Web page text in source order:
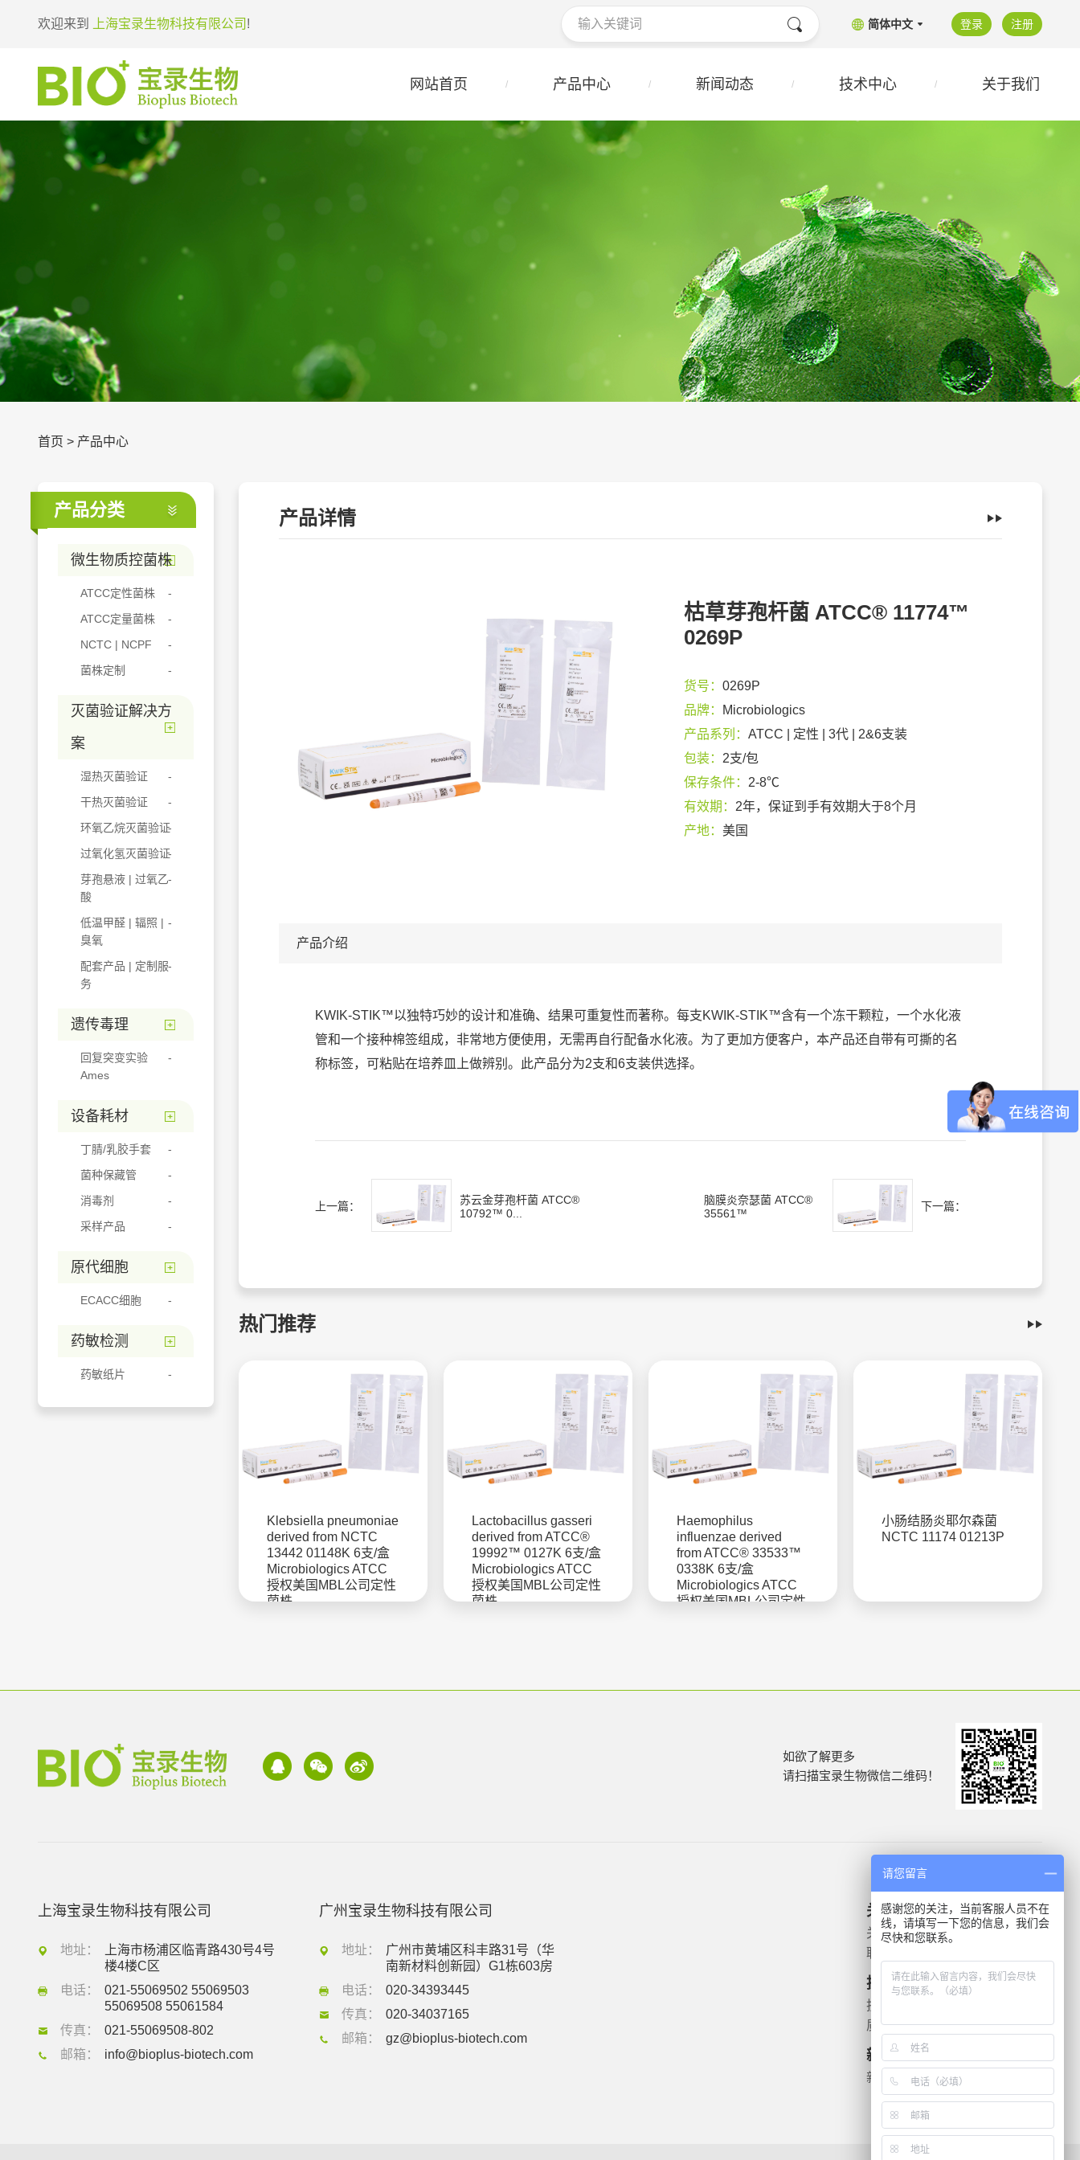
欢迎来到 上海宝录生物科技有限公司 ! 简体中文 登录 注册
网站首页 产品中心 新闻动态 技术中心 关于我们
首页 > 产品中心
产品分类
微生物质控菌株
ATCC定性菌株
ATCC定量菌株
NCTC | NCPF
菌株定制
灭菌验证解决方
案
湿热灭菌验证
干热灭菌验证
环氧乙烷灭菌验证
过氧化氢灭菌验证
芽孢悬液 | 过氧乙
酸
低温甲醛 | 辐照 |
臭氧
配套产品 | 定制服
务
遗传毒理
回复突变实验
Ames
设备耗材
丁腈/乳胶手套
菌种保藏管
消毒剂
采样产品
原代细胞
ECACC细胞
药敏检测
药敏纸片
产品详情
枯草芽孢杆菌 ATCC® 11774™
0269P
货号： 0269P
品牌：
Microbiologics
产品系列： ATCC | 定性 | 3代 | 2&6支装
包装： 2支/包
保存条件： 2-8℃
有效期： 2年，保证到手有效期大于8个月
产地： 美国
产品介绍
KWIK-STIK™以独特巧妙的设计和准确、结果可重复性而著称。每支KWIK-STIK™含有一个冻干颗粒，一个水化液
管和一个接种棉签组成，非常地方便使用，无需再自行配备水化液。为了更加方便客户，本产品还自带有可撕的名
称标签，可粘贴在培养皿上做辨别。此产品分为2支和6支装供选择。
上一篇：
苏云金芽孢杆菌 ATCC®
10792™ 0...
脑膜炎奈瑟菌 ATCC®
35561™
下一篇：
热门推荐
Klebsiella pneumoniae
derived from NCTC
13442 01148K 6支/盒
Microbiologics ATCC
授权美国MBL公司定性
菌株
Lactobacillus gasseri
derived from ATCC®
19992™ 0127K 6支/盒
Microbiologics ATCC
授权美国MBL公司定性
菌株
Haemophilus
influenzae derived
from ATCC® 33533™
0338K 6支/盒
Microbiologics ATCC
授权美国MBL公司定性
小肠结肠炎耶尔森菌
NCTC 11174 01213P
如欲了解更多
请扫描宝录生物微信二维码！
上海宝录生物科技有限公司
地址：
上海市杨浦区临青路430号4号
楼4楼C区
电话：
021-55069502 55069503
55069508 55061584
传真：
021-55069508-802
邮箱：
info@bioplus-biotech.com
广州宝录生物科技有限公司
地址：
广州市黄埔区科丰路31号（华
南新材料创新园）G1栋603房
电话：
020-34393445
传真：
020-34037165
邮箱：
gz@bioplus-biotech.com
关于我们
关于我们
联系我们
技术支持
技术文档
质检报告
新闻资讯
新闻动态
产品信息
微生物质控菌株
遗传毒理
药敏检测
请您留言
感谢您的关注，当前客服人员不在
线，请填写一下您的信息，我们会
尽快和您联系。